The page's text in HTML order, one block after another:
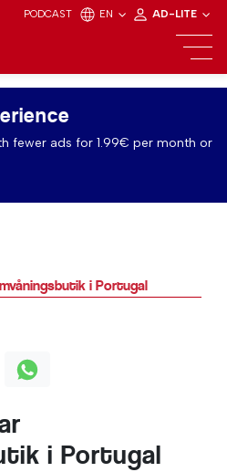
PODCAST EN AD-LITE
fewer ads for 1.99€ per month or
i Portugal
i Portugal